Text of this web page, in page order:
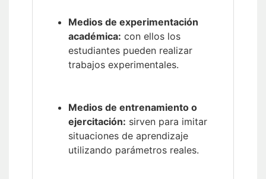
Medios de experimentación
académica: con ellos los
estudiantes pueden realizar
trabajos experimentales.
Medios de entrenamiento o
ejercitación: sirven para imitar
situaciones de aprendizaje
utilizando parámetros reales.